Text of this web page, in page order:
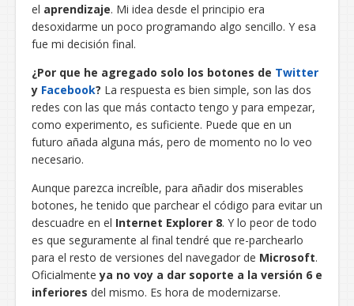
el aprendizaje. Mi idea desde el principio era
desoxidarme un poco programando algo sencillo. Y esa
fue mi decisión final.
¿Por que he agregado solo los botones de Twitter
y Facebook? La respuesta es bien simple, son las dos
redes con las que más contacto tengo y para empezar,
como experimento, es suficiente. Puede que en un
futuro añada alguna más, pero de momento no lo veo
necesario.
Aunque parezca increíble, para añadir dos miserables
botones, he tenido que parchear el código para evitar un
descuadre en el Internet Explorer 8. Y lo peor de todo
es que seguramente al final tendré que re-parchearlo
para el resto de versiones del navegador de Microsoft.
Oficialmenteya no voy a dar soporte a la versión 6 e
inferiores del mismo. Es hora de modernizarse.